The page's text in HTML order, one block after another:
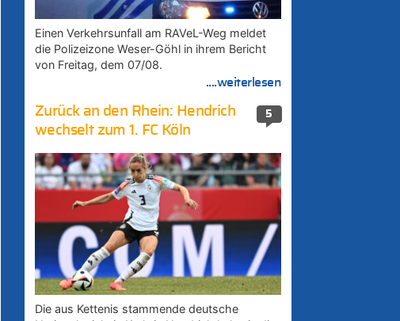
Einen Verkehrsunfall am RAVeL-Weg meldet
die Polizeizone Weser-Göhl in ihrem Bericht
von Freitag, dem 07/08.
....weiterlesen
5
Zurück an den Rhein: Hendrich
wechselt zum 1. FC Köln
Die aus Kettenis stammende deutsche